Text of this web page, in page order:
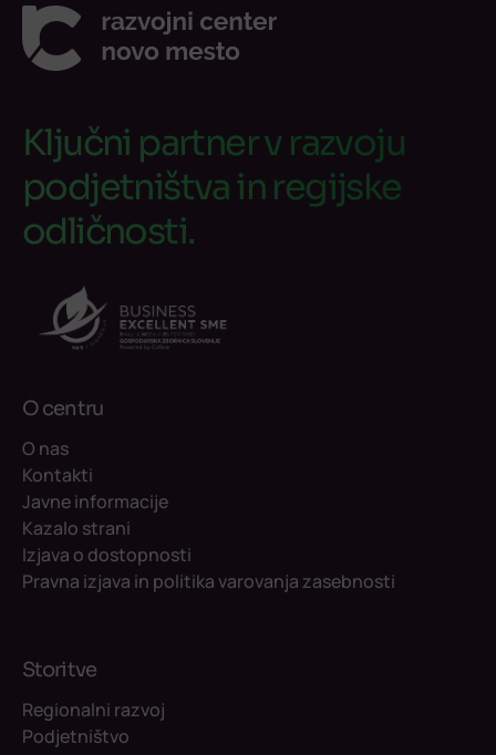
Ključni partner v razvoju
podjetništva in regijske
odličnosti.
O centru
O nas
Kontakti
Javne informacije
Kazalo strani
Izjava o dostopnosti
Pravna izjava in politika varovanja zasebnosti
Storitve
Regionalni razvoj
Podjetništvo